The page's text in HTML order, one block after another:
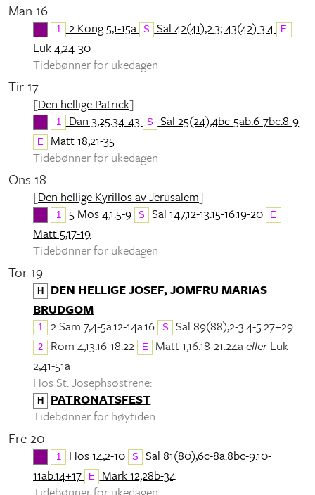
Man 16
1 2 Kong 5,1-15a S Sal 42(41),2.3; 43(42) 3.4 E
Luk 4,24-30
Tidebønner for ukedagen
Tir 17
[Den hellige Patrick]
1 Dan 3,25.34-43 S Sal 25(24),4bc-5ab.6-7bc.8-9
E
Matt 18,21-35
Tidebønner for ukedagen
Ons 18
[Den hellige Kyrillos av Jerusalem]
1 5 Mos 4,1.5-9 S Sal 147,12-13.15-16.19-20 E
Matt 5,17-19
Tidebønner for ukedagen
Tor 19
H
DEN HELLIGE JOSEF, JOMFRU MARIAS
BRUDGOM
1 2 Sam 7,4-5a.12-14a.16 S Sal 89(88),2-3.4-5.27+29
2 Rom 4,13.16-18.22 E Matt 1,16.18-21.24aellerLuk
2,41-51a
Hos St. Josephsøstrene:
H
PATRONATSFEST
Tidebønner for høytiden
Fre 20
1 Hos 14,2-10 S
Sal 81(80),6c-8a.8bc-9.10-
11ab.14+17
E
Mark 12,28b-34